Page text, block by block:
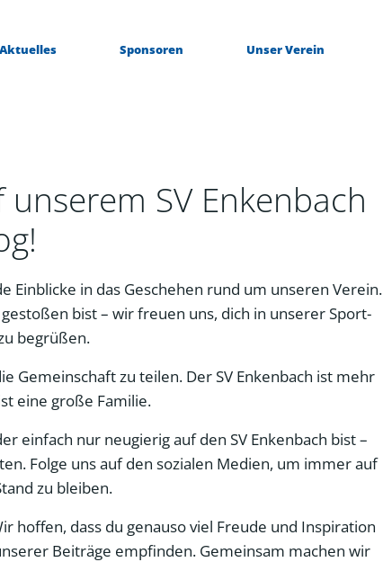
Aktuelles Sponsoren Unser Verein
SV Enkenbach
in das Geschehen rund um unseren Verein.
bist – wir freuen uns, dich in unserer Sport-
begrüßen.
Gemeinschaft zu teilen. Der SV Enkenbach ist mehr
eine große Familie.
einfach nur neugierig auf den SV Enkenbach bist –
Folge uns auf den sozialen Medien, um immer auf
zu bleiben.
hoffen, dass du genauso viel Freude und Inspiration
Beiträge empfinden. Gemeinsam machen wir